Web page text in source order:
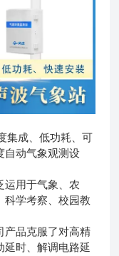
成、低功耗、可
自动气象观测设
用于气象、农
科学考察、校园教
品克服了对高精
延时、解调电路延